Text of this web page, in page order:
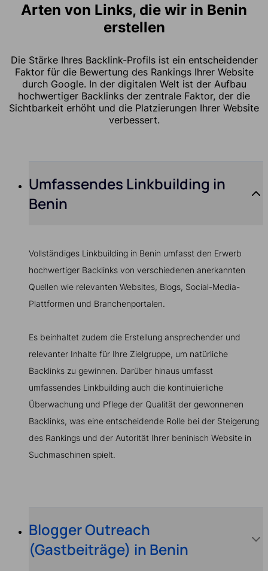
Arten von Links, die wir in Benin
erstellen
Die Stärke Ihres Backlink-Profils ist ein entscheidender
Faktor für die Bewertung des Rankings Ihrer Website
durch Google. In der digitalen Welt ist der Aufbau
hochwertiger Backlinks der zentrale Faktor, der die
Sichtbarkeit erhöht und die Platzierungen Ihrer Website
verbessert.
Umfassendes Linkbuilding in
Benin
Vollständiges Linkbuilding in Benin umfasst den Erwerb
hochwertiger Backlinks von verschiedenen anerkannten
Quellen wie relevanten Websites, Blogs, Social-Media-
Plattformen und Branchenportalen.
Es beinhaltet zudem die Erstellung ansprechender und
relevanter Inhalte für Ihre Zielgruppe, um natürliche
Backlinks zu gewinnen. Darüber hinaus umfasst
umfassendes Linkbuilding auch die kontinuierliche
Überwachung und Pflege der Qualität der gewonnenen
Backlinks, was eine entscheidende Rolle bei der Steigerung
des Rankings und der Autorität Ihrer beninisch Website in
Suchmaschinen spielt.
Blogger Outreach
(Gastbeiträge) in Benin